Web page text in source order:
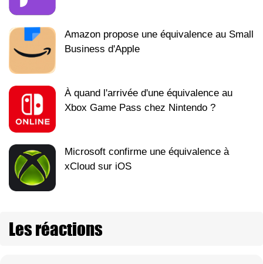
Amazon propose une équivalence au Small
Business d'Apple
À quand l'arrivée d'une équivalence au
Xbox Game Pass chez Nintendo ?
Microsoft confirme une équivalence à
xCloud sur iOS
Les réactions